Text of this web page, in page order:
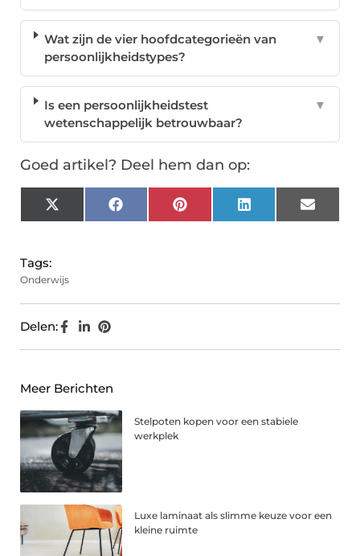
Wat zijn de vier hoofdcategorieën van
persoonlijkheidstypes?
▼
Is een persoonlijkheidstest
wetenschappelijk betrouwbaar?
▼
Goed artikel? Deel hem dan op:
X
(Twitter)
FacebookPinterest LinkedIn Email
Tags:
Onderwijs
Delen:
Meer Berichten
Stelpoten kopen voor een stabiele
werkplek
Luxe laminaat als slimme keuze voor een
kleine ruimte